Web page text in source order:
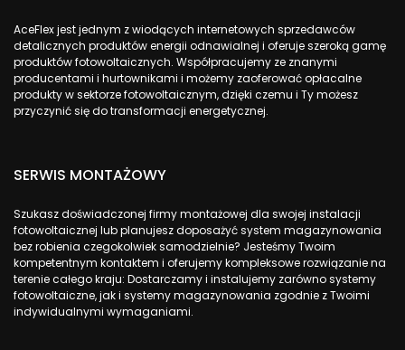
AceFlex jest jednym z wiodących internetowych sprzedawców
detalicznych produktów energii odnawialnej i oferuje szeroką gamę
produktów fotowoltaicznych. Współpracujemy ze znanymi
producentami i hurtownikami i możemy zaoferować opłacalne
produkty w sektorze fotowoltaicznym, dzięki czemu i Ty możesz
przyczynić się do transformacji energetycznej.
SERWIS MONTAŻOWY
Szukasz doświadczonej firmy montażowej dla swojej instalacji
fotowoltaicznej lub planujesz doposażyć system magazynowania
bez robienia czegokolwiek samodzielnie? Jesteśmy Twoim
kompetentnym kontaktem i oferujemy kompleksowe rozwiązanie na
terenie całego kraju: Dostarczamy i instalujemy zarówno systemy
fotowoltaiczne, jak i systemy magazynowania zgodnie z Twoimi
indywidualnymi wymaganiami.